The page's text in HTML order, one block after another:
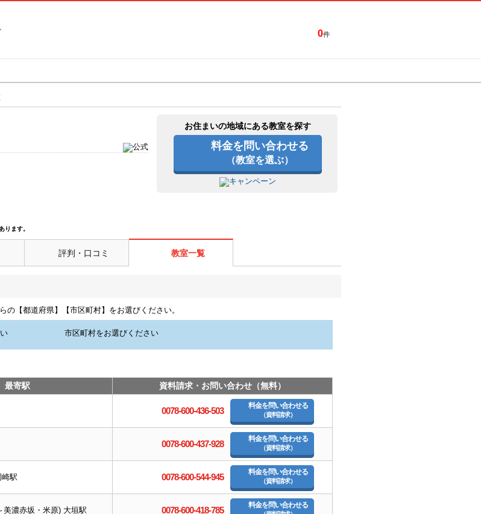
0件
ります。
お住まいの地域にある教室を探す
料金を問い合わせる
（教室を選ぶ）
評判・口コミ 教室一覧
【都道府県】【市区町村】をお選びください。
最寄駅 資料請求・お問い合わせ（無料）
0078-600-436-503 料金を問い合わせる
（資料請求）
0078-600-437-928 料金を問い合わせる
（資料請求）
駅 0078-600-544-945 料金を問い合わせる
（資料請求）
美濃赤坂・米原) 大垣駅 0078-600-418-785 料金を問い合わせる